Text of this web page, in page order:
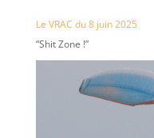
Le VRAC du 8 juin 2025
“Shit Zone !”